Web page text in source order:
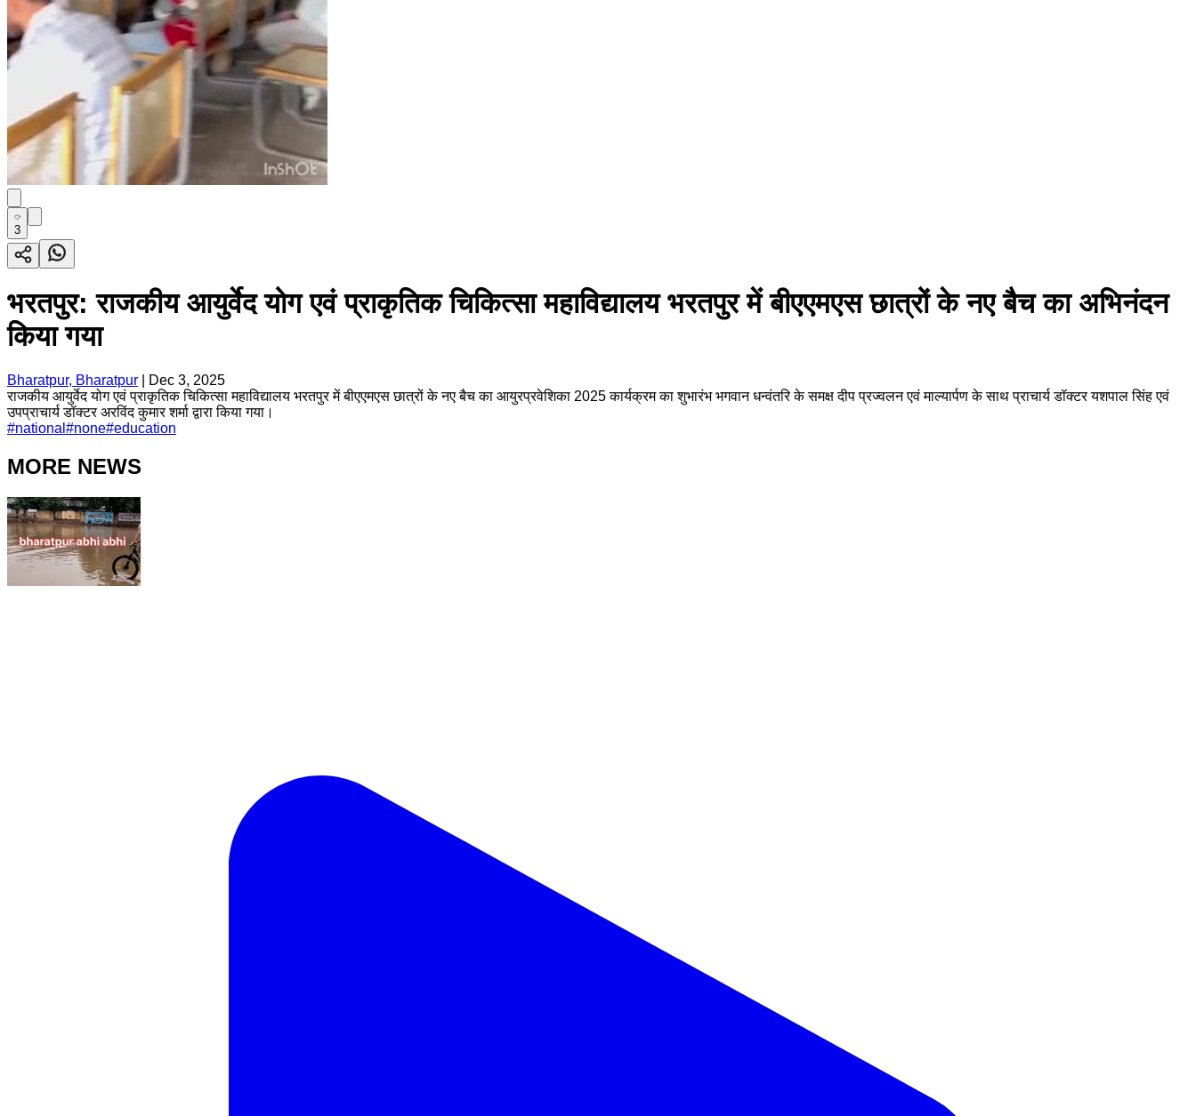
3
भरतपुर: राजकीय आयुर्वेद योग एवं प्राकृतिक चिकित्सा महाविद्यालय भरतपुर में बीएएमएस छात्रों के नए बैच का अभिनंदन
किया गया
Bharatpur, Bharatpur
Dec 3, 2025
राजकीय आयुर्वेद योग एवं प्राकृतिक चिकित्सा महाविद्यालय भरतपुर में बीएएमएस छात्रों के नए बैच का आयुरप्रवेशिका 2025 कार्यक्रम का शुभारंभ भगवान धन्वंतरि के समक्ष दीप प्रज्वलन एवं माल्यार्पण के साथ प्राचार्य डॉक्टर यशपाल सिंह एवं
उपप्राचार्य डॉक्टर अरविंद कुमार शर्मा द्वारा किया गया।
#national #none#education
MORE NEWS